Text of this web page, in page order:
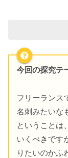
今回の探究テ
フリーランス
名刺みたいな
ということは
いくべきです
りたいのかふ